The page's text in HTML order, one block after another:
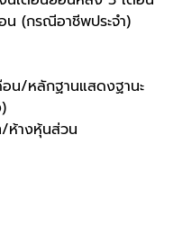
น (กรณีอาชีพประจำ)
อน/หลักฐานแสดงฐานะ
/ห้างหุ้นส่วน